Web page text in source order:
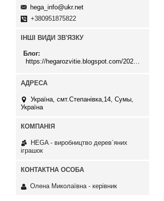
hega_info@ukr.net
+380951875822
ІНШІ ВИДИ ЗВ'ЯЗКУ
Блог
Україна, смт.Степанівка,14, Cумы,
Україна
HEGA - виробництво дерев`яних
іграшок
Олена Миколаївна - керівник